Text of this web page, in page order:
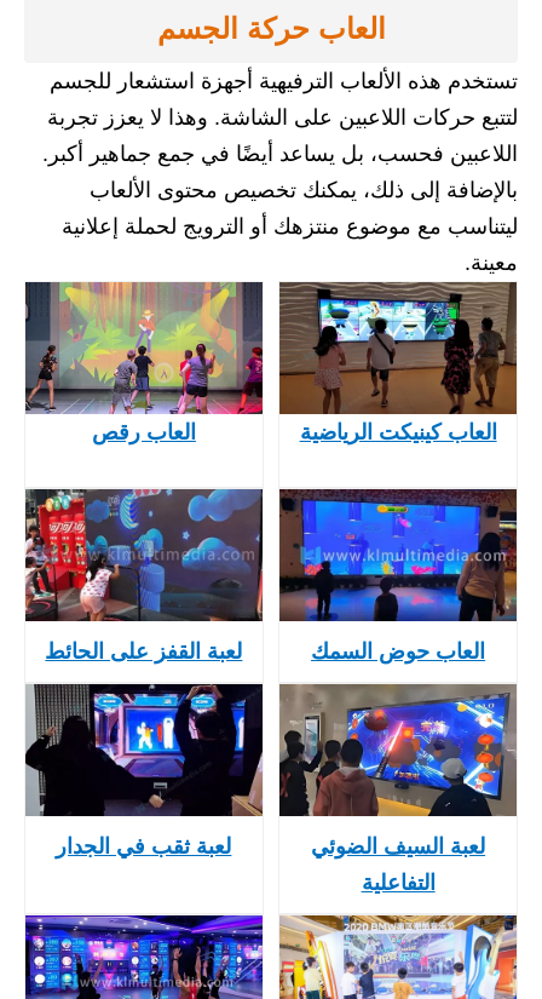
العاب حركة الجسم
تستخدم هذه الألعاب الترفيهية أجهزة استشعار للجسم
لتتبع حركات اللاعبين على الشاشة. وهذا لا يعزز تجربة
اللاعبين فحسب، بل يساعد أيضًا في جمع جماهير أكبر.
بالإضافة إلى ذلك، يمكنك تخصيص محتوى الألعاب
ليتناسب مع موضوع منتزهك أو الترويج لحملة إعلانية
معينة.
العاب كينيكت الرياضية العاب رقص
العاب حوض السمك لعبة القفز على الحائط
لعبة السيف الضوئي
التفاعلية
لعبة ثقب في الجدار